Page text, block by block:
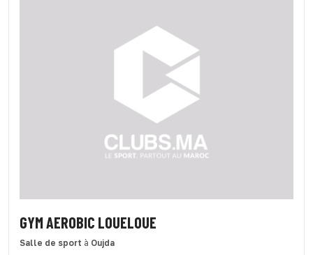
GYM AEROBIC LOUELOUE
Salle de sport à Oujda